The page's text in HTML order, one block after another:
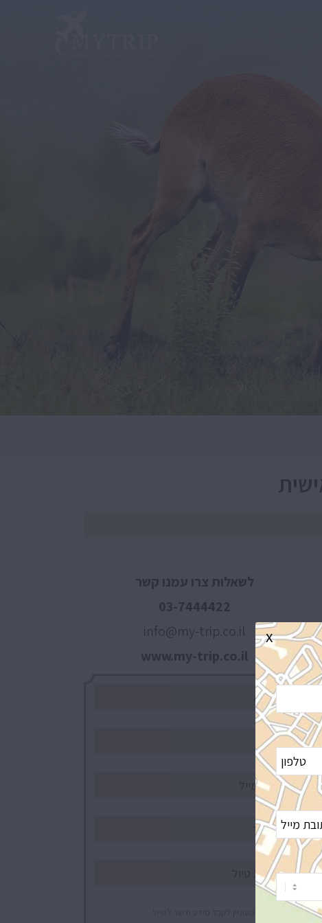
לשאלות צרו עמנו קשר
03-7444422
info@my-trip.co.il
www.my-trip.co.il
x